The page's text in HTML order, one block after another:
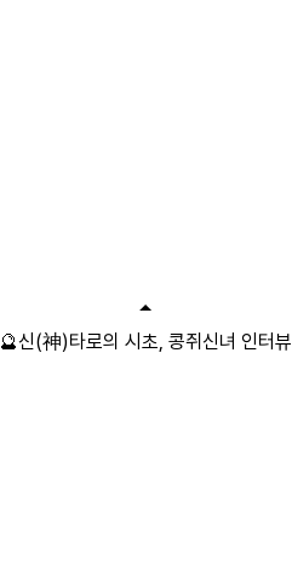
🔮신(神)타로의 시초, 콩쥐신녀 인터뷰